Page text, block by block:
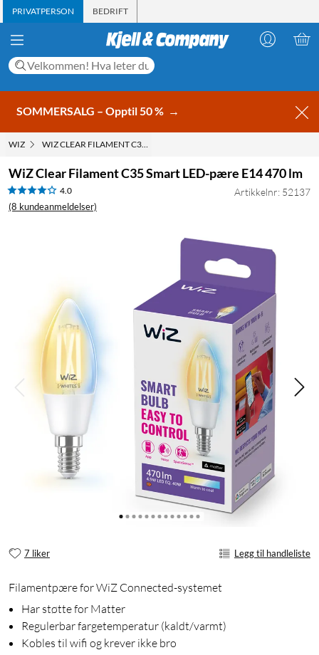
PRIVATPERSON BEDRIFT
SOMMERSALG – Opptil 50 % →
WIZ WIZ CLEAR FILAMENT C35 SMART LED-PÆRE E14 470 LM
WiZ Clear Filament C35 Smart LED-pære E14 470 lm
4.0
(8 kundeanmeldelser)
Artikkelnr: 52137
7 liker Legg til handleliste
Filamentpære for WiZ Connected-systemet
Har støtte for Matter
Regulerbar fargetemperatur (kaldt/varmt)
Kobles til wifi og krever ikke bro